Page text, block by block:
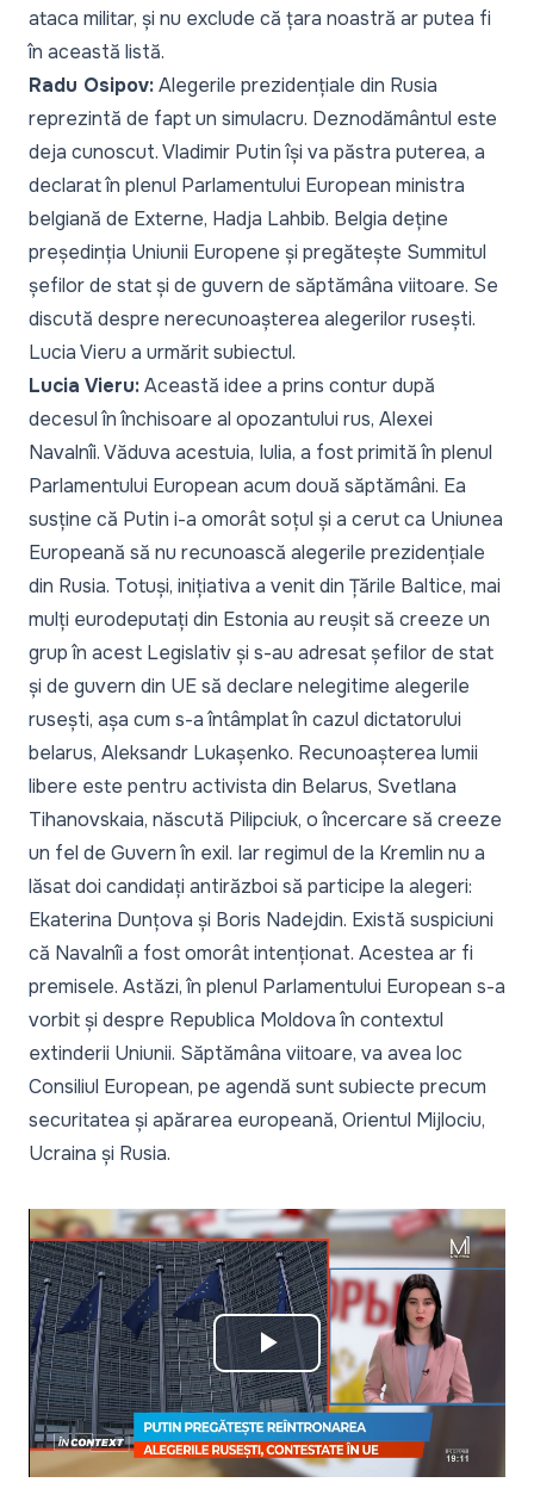
ataca militar, și nu exclude că țara noastră ar putea fi
în această listă.
Radu Osipov:Alegerile prezidențiale din Rusia
reprezintă de fapt un simulacru. Deznodământul este
deja cunoscut. Vladimir Putin își va păstra puterea, a
declarat în plenul Parlamentului European ministra
belgiană de Externe, Hadja Lahbib. Belgia deține
președinția Uniunii Europene și pregătește Summitul
șefilor de stat și de guvern de săptămâna viitoare. Se
discută despre nerecunoașterea alegerilor rusești.
Lucia Vieru a urmărit subiectul.
Lucia Vieru:Această idee a prins contur după
decesul în închisoare al opozantului rus, Alexei
Navalnîi. Văduva acestuia, Iulia, a fost primită în plenul
Parlamentului European acum două săptămâni. Ea
susține că Putin i-a omorât soțul și a cerut ca Uniunea
Europeană să nu recunoască alegerile prezidențiale
din Rusia. Totuși, inițiativa a venit din Țările Baltice, mai
mulți eurodeputați din Estonia au reușit să creeze un
grup în acest Legislativ și s-au adresat șefilor de stat
și de guvern din UE să declare nelegitime alegerile
rusești, așa cum s-a întâmplat în cazul dictatorului
belarus, Aleksandr Lukașenko. Recunoașterea lumii
libere este pentru activista din Belarus, Svetlana
Tihanovskaia, născută Pilipciuk, o încercare să creeze
un fel de Guvern în exil. Iar regimul de la Kremlin nu a
lăsat doi candidați antirăzboi să participe la alegeri:
Ekaterina Dunțova și Boris Nadejdin. Există suspiciuni
că Navalnîi a fost omorât intenționat. Acestea ar fi
premisele. Astăzi, în plenul Parlamentului European s-a
vorbit și despre Republica Moldova în contextul
extinderii Uniunii. Săptămâna viitoare, va avea loc
Consiliul European, pe agendă sunt subiecte precum
securitatea și apărarea europeană, Orientul Mijlociu,
Ucraina și Rusia.
Play
Video